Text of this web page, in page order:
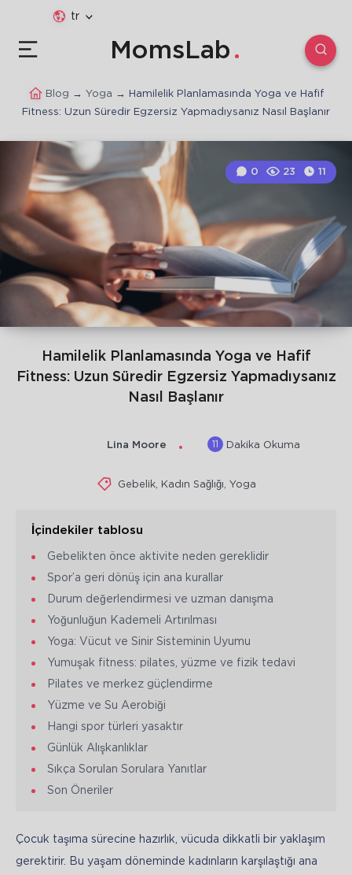
tr
MomsLab
Blog → Yoga → Hamilelik Planlamasında Yoga ve Hafif
Fitness: Uzun Süredir Egzersiz Yapmadıysanız Nasıl Başlanır
Hamilelik Planlamasında Yoga ve Hafif
Fitness: Uzun Süredir Egzersiz Yapmadıysanız
Nasıl Başlanır
0 23 11
Lina Moore 11 Dakika Okuma
Gebelik, Kadın Sağlığı Yoga
İçindekiler tablosu
Gebelikten önce aktivite neden gereklidir
Spor’a geri dönüş için ana kurallar
Durum değerlendirmesi ve uzman danışma
Yoğunluğun Kademeli Artırılması
Yoga: Vücut ve Sinir Sisteminin Uyumu
Yumuşak fitness: pilates, yüzme ve fizik tedavi
Pilates ve merkez güçlendirme
Yüzme ve Su Aerobiği
Hangi spor türleri yasaktır
Günlük Alışkanlıklar
Sıkça Sorulan Sorulara Yanıtlar
Son Öneriler
Çocuk taşıma sürecine hazırlık, vücuda dikkatli bir yaklaşım
gerektirir. Bu yaşam döneminde kadınların karşılaştığı ana